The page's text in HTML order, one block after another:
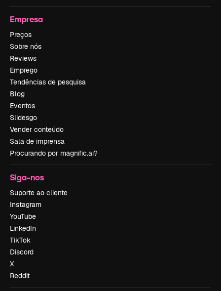
Empresa
Preços
Sobre nós
Reviews
Emprego
Tendências de pesquisa
Blog
Eventos
Slidesgo
Vender conteúdo
Sala de imprensa
Procurando por magnific.ai?
Siga-nos
Suporte ao cliente
Instagram
YouTube
LinkedIn
TikTok
Discord
X
Reddit